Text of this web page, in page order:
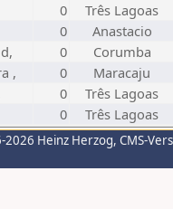
0
Três Lagoas
0
Anastacio
0
Corumba
, 0
Maracaju
0
Três Lagoas
0 Três Lagoas
Heinz Herzog, CMS-